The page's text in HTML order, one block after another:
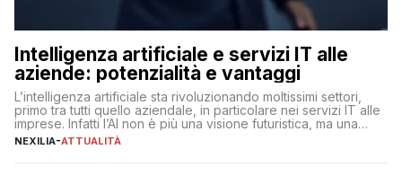
Intelligenza artificiale e servizi IT alle
aziende: potenzialità e vantaggi
L’intelligenza artificiale sta rivoluzionando moltissimi settori,
primo tra tutti quello aziendale, in particolare nei servizi IT alle
imprese. Infatti l’AI non è più una visione futuristica, ma una
realtà operativa che sta portando a un cambio significativo in
NEXILIA-ATTUALITÀ